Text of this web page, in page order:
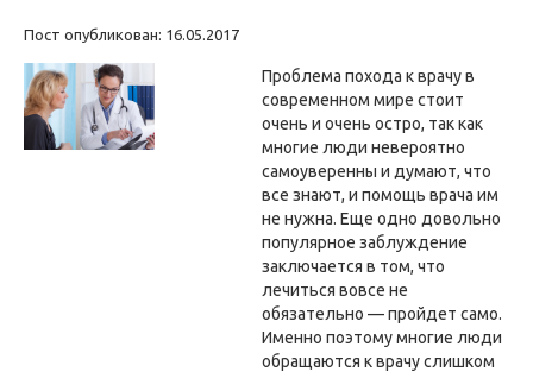
Пост опубликован: 16.05.2017
Проблема похода к врачу в
современном мире стоит
очень и очень остро, так как
многие люди невероятно
самоуверенны и думают, что
все знают, и помощь врача им
не нужна. Еще одно довольно
популярное заблуждение
заключается в том, что
лечиться вовсе не
обязательно — пройдет само.
Именно поэтому многие люди
обращаются к врачу слишком